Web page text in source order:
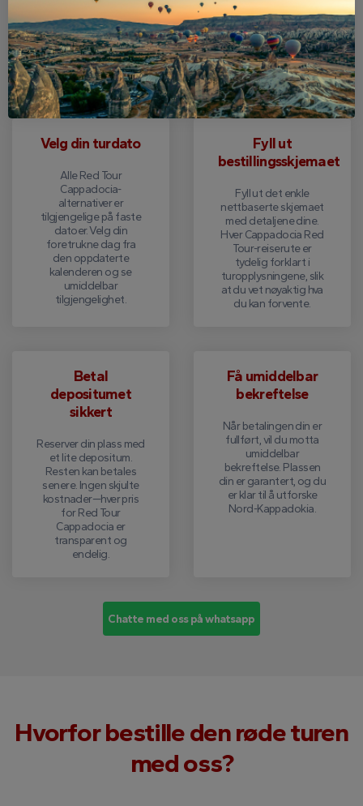
Slik bestiller du din Red Tour i
Kappadokia
Velg din turdato
Alle Red Tour
Cappadocia-
alternativer er
tilgjengelige på faste
datoer. Velg din
foretrukne dag fra
den oppdaterte
kalenderen og se
umiddelbar
tilgjengelighet.
Fyll ut
bestillingsskjemaet
Fyll ut det enkle
nettbaserte skjemaet
med detaljene dine.
Hver Cappadocia Red
Tour-reiserute er
tydelig forklart i
turopplysningene, slik
at du vet nøyaktig hva
du kan forvente.
Betal
depositumet
sikkert
Reserver din plass med
et lite depositum.
Resten kan betales
senere. Ingen skjulte
kostnader—hver pris
for Red Tour
Cappadocia er
transparent og
endelig.
Få umiddelbar
bekreftelse
Når betalingen din er
fullført, vil du motta
umiddelbar
bekreftelse. Plassen
din er garantert, og du
er klar til å utforske
Nord-Kappadokia.
Chatte med oss ​​på whatsapp
Hvorfor bestille den røde turen
med oss?